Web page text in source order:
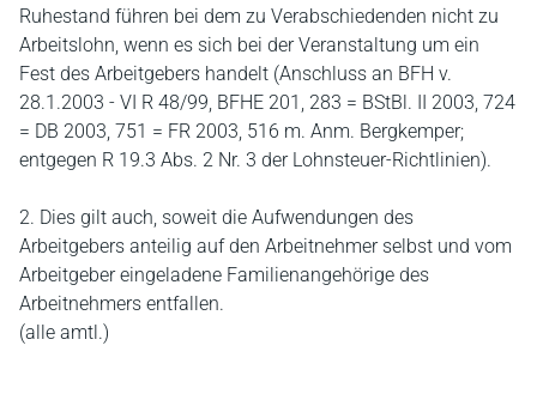
Ruhestand führen bei dem zu Verabschiedenden nicht zu
Arbeitslohn, wenn es sich bei der Veranstaltung um ein
Fest des Arbeitgebers handelt (Anschluss an BFH v.
28.1.2003 - VI R 48/99, BFHE 201, 283 = BStBl. II 2003, 724
= DB 2003, 751 = FR 2003, 516 m. Anm. Bergkemper;
entgegen R 19.3 Abs. 2 Nr. 3 der Lohnsteuer-Richtlinien).
2. Dies gilt auch, soweit die Aufwendungen des
Arbeitgebers anteilig auf den Arbeitnehmer selbst und vom
Arbeitgeber eingeladene Familienangehörige des
Arbeitnehmers entfallen.
(alle amtl.)